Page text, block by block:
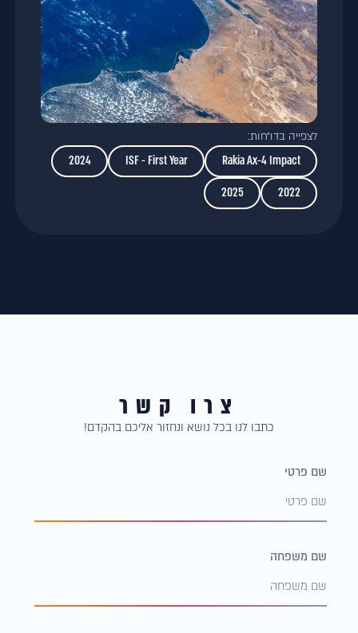
לצפייה בדו״חות:
Rakia Ax-4 Impact
ISF - First Year
2024
2022
2025
צרו קשר
כתבו לנו בכל נושא ונחזור אליכם בהקדם!
שם פרטי
שם משפחה